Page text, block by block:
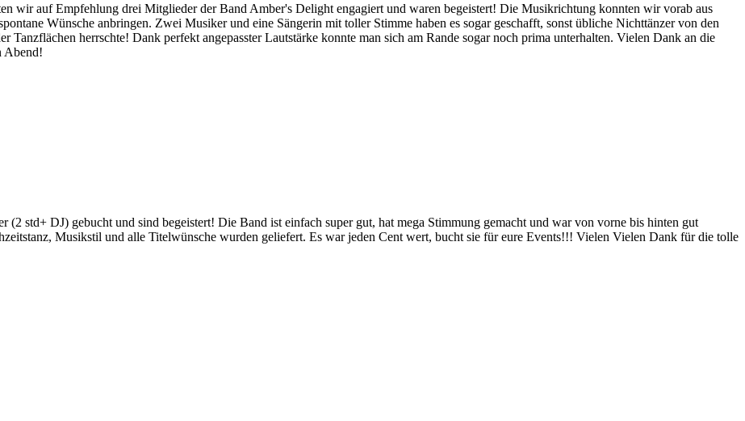
wir auf Empfehlung drei Mitglieder der Band Amber's Delight engagiert und waren begeistert! Die Musikrichtung konnten wir vorab aus
Wünsche anbringen. Zwei Musiker und eine Sängerin mit toller Stimme haben es sogar geschafft, sonst übliche Nichttänzer von den
Tanzflächen herrschte! Dank perfekt angepasster Lautstärke konnte man sich am Rande sogar noch prima unterhalten. Vielen Dank an die
Abend!
(2 std+ DJ) gebucht und sind begeistert! Die Band ist einfach super gut, hat mega Stimmung gemacht und war von vorne bis hinten gut
Musikstil und alle Titelwünsche wurden geliefert. Es war jeden Cent wert, bucht sie für eure Events!!! Vielen Vielen Dank für die tolle